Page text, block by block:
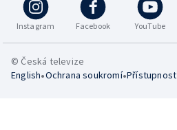
Instagram Facebook YouTube
© Česká televize
English•Ochrana soukromí•Přístupnost